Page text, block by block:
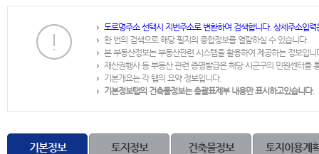
도로명주소 선택시 지번주소로 변환하여 검색합니다. 상세주소입
한 번의 검색으로 해당 필지의 종합정보를 열람하실 수 있습니다.
본 부동산정보는 부동산관련 시스템을 활용하여 제공하는 정보입니
재산권행사 등 부동산 관련 증명발급은 해당 시군구의 민원센터를
기본개요는 각 탭의 요약 정보입니다.
기본정보탭의 건축물정보는 총괄표제부 내용만 표시하고있습니다.
기본정보 토지정보 건축물정보 토지이용계